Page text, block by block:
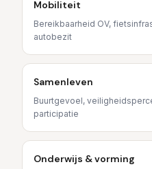
Mobiliteit
Bereikbaarheid OV,
autobezit
Samenleven
Buurtgevoel,
participatie
Onderwijs & vorming